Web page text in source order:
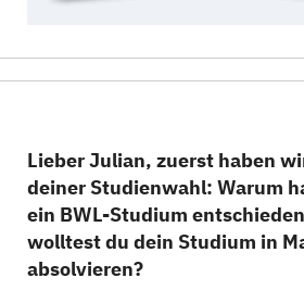
Lieber Julian, zuerst haben
deiner Studienwahl: Warum
ein BWL-Studium
wolltest du dein Studium in
absolvieren?